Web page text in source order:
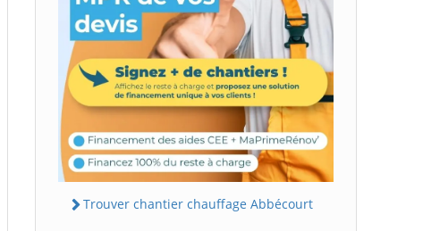
Trouver chantier chauffage Abbécourt